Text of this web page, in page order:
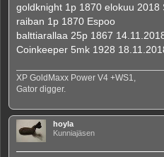
goldknight 1p 1870 elokuu 2018
raiban 1p 1870 Espoo
balttiarallaa 25p 1867
Coinkeeper 5mk 1928
XP GoldMaxx Power V4 +WS1,
Gator digger.
hoyla
Kunniajäsen